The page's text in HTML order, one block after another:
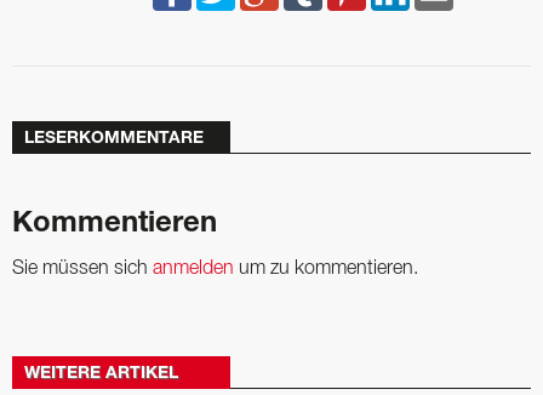
LESERKOMMENTARE
Kommentieren
Sie müssen sich anmelden um zu kommentieren.
WEITERE ARTIKEL